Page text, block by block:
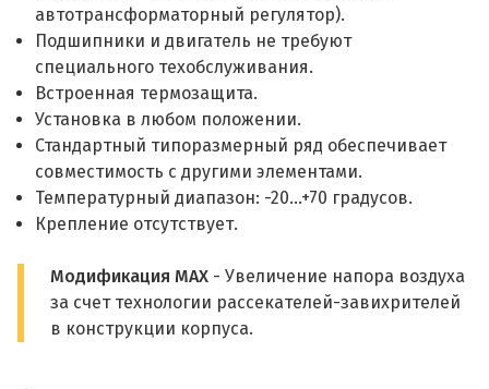
автотрансформаторный регулятор).
Подшипники и двигатель не требуют
специального техобслуживания.
Встроенная термозащита.
Установка в любом положении.
Стандартный типоразмерный ряд обеспечивает
совместимость с другими элементами.
Температурный диапазон: -20...+70 градусов.
Крепление отсутствует.
Модификация MAX - Увеличение напора воздуха
за счет технологии рассекателей-завихрителей
в конструкции корпуса.